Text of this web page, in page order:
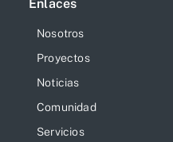
Enlaces
Nosotros
Proyectos
Noticias
Comunidad
Servicios